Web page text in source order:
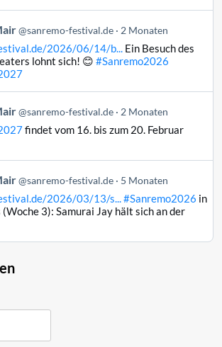
@sanremo-festival.de 2 Monaten
2026/06/14/b...Ein Besuch des
lohnt sich! 😊 #Sanremo2026
@sanremo-festival.de 2 Monaten
findet vom 16. bis zum 20. Februar
@sanremo-festival.de 5 Monaten
2026/03/13/s...#Sanremo2026 in
3): Samurai Jay hält sich an der